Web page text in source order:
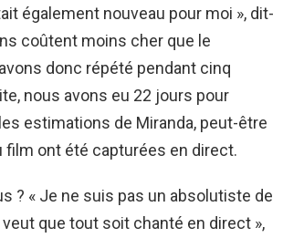
également nouveau pour moi », dit-
coûtent moins cher que le
donc répété pendant cinq
nous avons eu 22 jours pour
estimations de Miranda, peut-être
film ont été capturées en direct.
? « Je ne suis pas un absolutiste de
que tout soit chanté en direct »,